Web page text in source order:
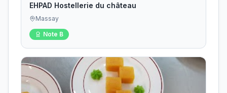
EHPAD Hostellerie du château
Massay
Note B